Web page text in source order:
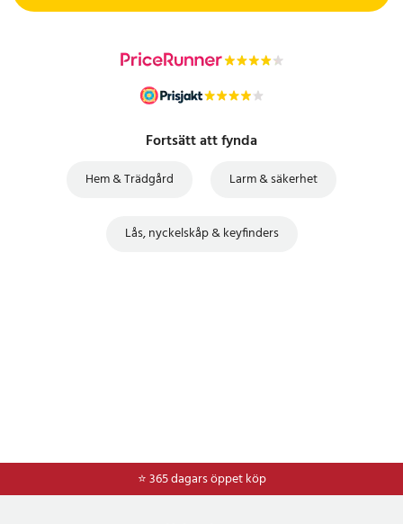
Fortsätt att fynda
Hem & Trädgård Larm & säkerhet
Lås, nyckelskåp & keyfinders
⭐ 365 dagars öppet köp
⭐Frakt 49kr *